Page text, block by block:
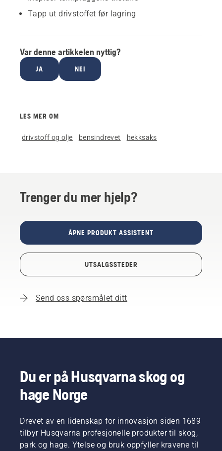
Tapp ut drivstoffet før lagring
Var denne artikkelen nyttig?
JA NEI
LES MER OM
drivstoff og olje bensindrevet hekksaks
Trenger du mer hjelp?
ÅPNE PRODUKT ASSISTENT
UTSALGSSTEDER
Send oss spørsmålet ditt
Du er på Husqvarna skog og
hage Norge
Drevet av en lidenskap for innovasjon siden 1689
tilbyr Husqvarna profesjonelle produkter til skog,
park og hage. Ytelse og bruk oppfyller kravene til